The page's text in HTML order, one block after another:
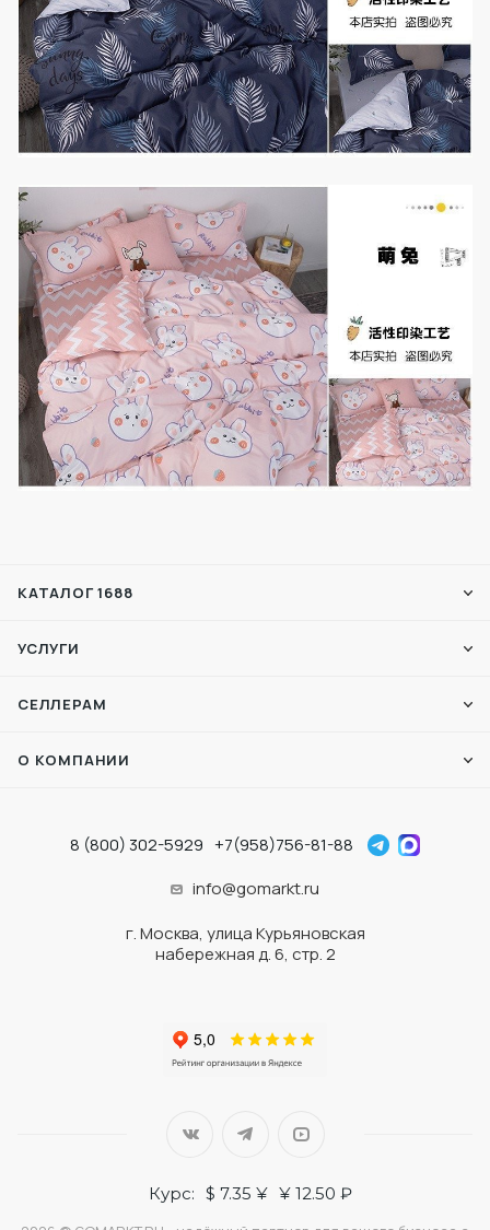
КАТАЛОГ 1688
УСЛУГИ
СЕЛЛЕРАМ
О КОМПАНИИ
8 (800) 302-5929 +7(958)756-81-88
info@gomarkt.ru
г. Москва, улица Курьяновская
набережная д. 6, стр. 2
Курс: $ 7.35 ¥ ¥ 12.50 ₽